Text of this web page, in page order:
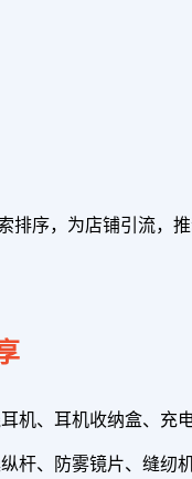
排序，为店铺引流，
机、耳机收纳盒、充
杆、防雾镜片、缝纫